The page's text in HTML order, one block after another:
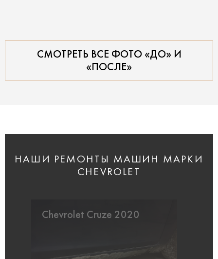
СМОТРЕТЬ ВСЕ ФОТО «ДО» И
«ПОСЛЕ»
НАШИ РЕМОНТЫ МАШИН МАРКИ
CHEVROLET
Chevrolet Cruze 2020